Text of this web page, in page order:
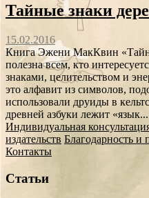
Тайные знаки
15.02.2016
Книга Эжени МакКвин
полезна всем, кто
знаками, целительством и
это алфавит из символов,
использовали друиды в
древней азбуки лежит «язык...
Индивидуальная
издательств Благодарность и
Контакты
Статьи